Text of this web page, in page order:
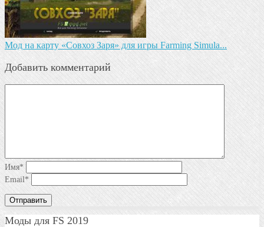
Мод на карту «Совхоз Заря» для игры Farming Simula...
Добавить комментарий
Имя*
Email*
Моды для FS 2019